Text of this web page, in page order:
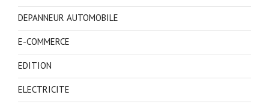
DEPANNEUR AUTOMOBILE
E-COMMERCE
EDITION
ELECTRICITE